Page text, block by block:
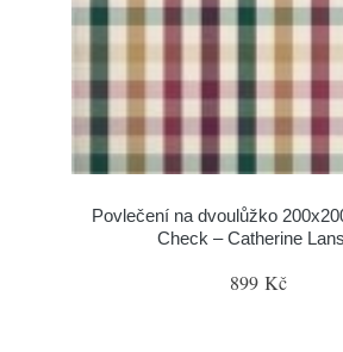
Povlečení na dvoulůžko
Check – Catherine
899 Kč